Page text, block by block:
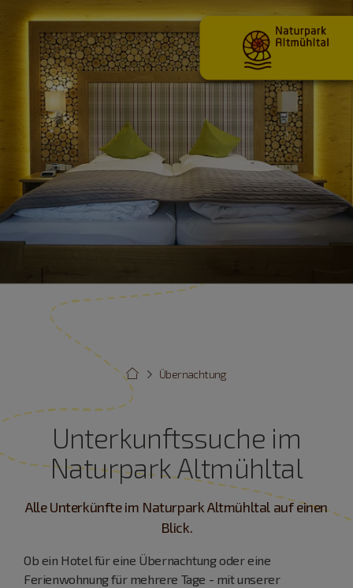
Übernachtung
Unterkunftssuche im
Naturpark Altmühltal
Alle Unterkünfte im Naturpark Altmühltal auf einen
Blick.
Ob ein Hotel für eine Übernachtung oder eine
Ferienwohnung für mehrere Tage - mit unserer